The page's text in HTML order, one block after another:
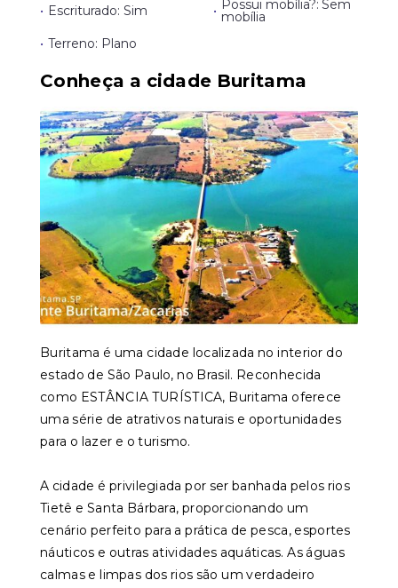
• Escriturado: Sim • Possui mobília?: Sem
mobília
• Terreno: Plano
Conheça a cidade Buritama
Buritama é uma cidade localizada no interior do
estado de São Paulo, no Brasil. Reconhecida
como ESTÂNCIA TURÍSTICA, Buritama oferece
uma série de atrativos naturais e oportunidades
para o lazer e o turismo.
A cidade é privilegiada por ser banhada pelos rios
Tietê e Santa Bárbara, proporcionando um
cenário perfeito para a prática de pesca, esportes
náuticos e outras atividades aquáticas. As águas
calmas e limpas dos rios são um verdadeiro